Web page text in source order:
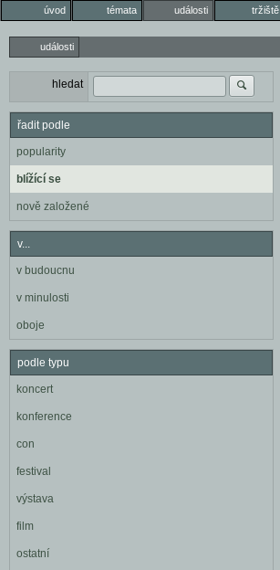
úvod témata události tržiště
události
hledat
řadit podle
popularity
blížící se
nově založené
v...
v budoucnu
v minulosti
oboje
podle typu
koncert
konference
con
festival
výstava
film
ostatní